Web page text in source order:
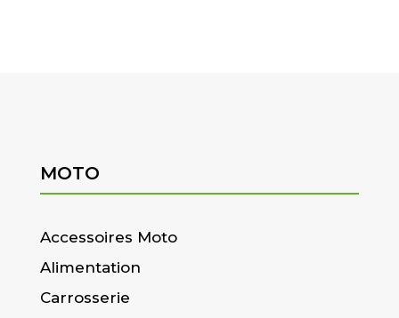
MOTO
Accessoires Moto
Alimentation
Carrosserie